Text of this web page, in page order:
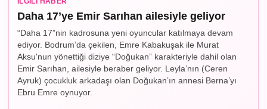
Daha 17’ye Emir Sarıhan ailesiyle geliyor
“Daha 17”nin kadrosuna yeni oyuncular katılmaya devam
ediyor. Bodrum’da çekilen, Emre Kabakuşak ile Murat
Aksu'nun yönettiği diziye “Doğukan” karakteriyle dahil olan
Emir Sarıhan, ailesiyle beraber geliyor. Leyla’nın (Ceren
Ayruk) çocukluk arkadaşı olan Doğukan’ın annesi Berna’yı
Ebru Emre oynuyor.